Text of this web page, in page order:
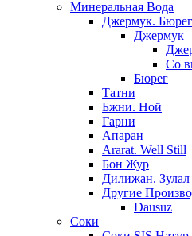
Минеральная Вода
Джермук. Бюрег
Джермук
Со
Бюрег
Татни
Бжни. Ной
Гарни
Апаран
Ararat. Well Still
Бон Жур
Дилижан. Зулал
Другие
Dausuz
Соки